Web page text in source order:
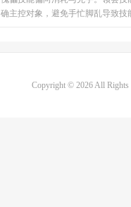
确主控对象，避免手忙脚乱导致技
Copyright © 2026 All